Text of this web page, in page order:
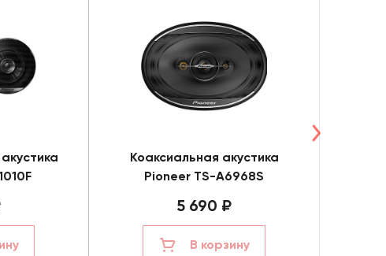
Коаксиальная акустика
Pioneer TS-A6968S
5 690 ₽
В корзину